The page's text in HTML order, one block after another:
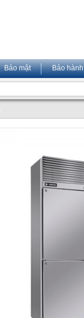
Bảo mật Bảo hành